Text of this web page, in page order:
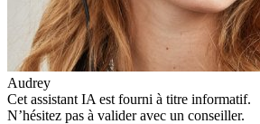
Audrey
Cet assistant IA est fourni à titre informatif.
N’hésitez pas à valider avec un conseiller.